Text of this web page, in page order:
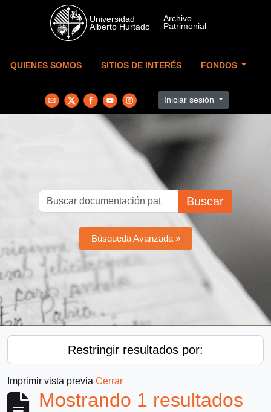
Skip to main content
QUIENES SOMOS SITIOS DE INTERÉS FONDOS
Iniciar sesión
Buscar
Búsqueda Avanzada »
Restringir resultados por:
Imprimir vista previa Cerrar
Mostrando 1 resultados